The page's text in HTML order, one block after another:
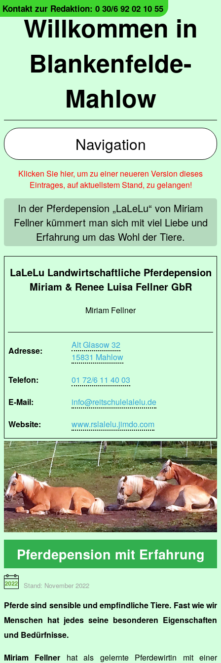
Willkommen in
Blankenfelde-
Mahlow
Kontakt zur Redaktion: 0 30/6 92 02 10 55
Navigation
Klicken Sie hier, um zu einer neueren Version dieses
Eintrages, auf aktuellstem Stand, zu gelangen!
In der Pferdepension „LaLeLu“ von Miriam
Fellner kümmert man sich mit viel Liebe und
Erfahrung um das Wohl der Tiere.
LaLeLu Landwirtschaftliche Pferdepension
Miriam & Renee Luisa Fellner GbR
Miriam Fellner
Adresse:
Alt Glasow 32
15831 Mahlow
Telefon:
01 72/6 11 40 03
E-Mail:
info@reitschulelalelu.de
Website:
www.rslalelu.jimdo.com
Pferdepension mit Erfahrung
Stand: November 2022
Pferde sind sensible und empfindliche Tiere. Fast wie wir
Menschen hat jedes seine besonderen Eigenschaften
und Bedürfnisse.
Miriam Fellner hat als gelernte Pferdewirtin mit einer